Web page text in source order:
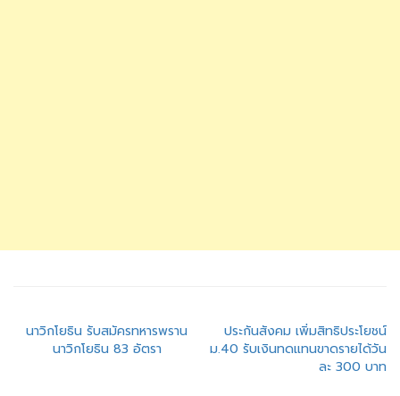
แนะแนว
เรื่อง
นาวิกโยธิน รับสมัครทหารพราน
นาวิกโยธิน 83 อัตรา
ประกันสังคม เพิ่มสิทธิประโยชน์
ม.40 รับเงินทดแทนขาดรายได้วัน
ละ 300 บาท